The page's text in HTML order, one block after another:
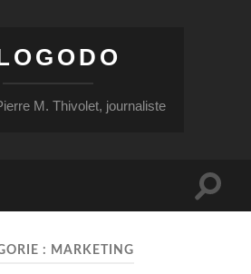
M. Thivolet, journaliste
Toggle
: MARKETING